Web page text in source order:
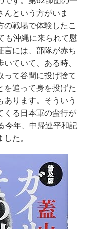
んという方がいま
の戦場で体験したこ
も沖縄に来られて慰
言には、部隊が赤ち
ていて、ある時、
って谷間に投げ捨て
を追って身を投げた
あります。そういう
くる日本軍の蛮行が
今年、中帰連平和記
た。